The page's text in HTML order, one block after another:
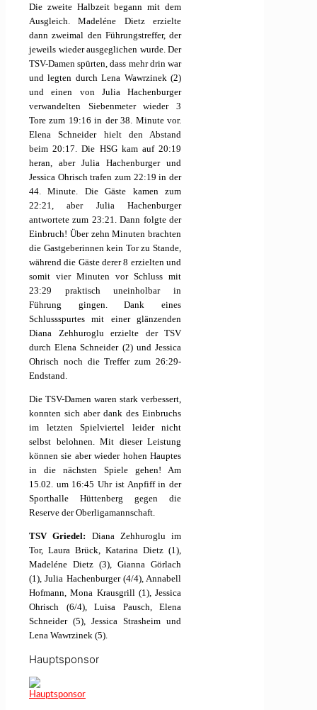
Die zweite Halbzeit begann mit dem
Ausgleich. Madeléne Dietz erzielte
dann zweimal den Führungstreffer, der
jeweils wieder ausgeglichen wurde. Der
TSV-Damen spürten, dass mehr drin war
und legten durch Lena Wawrzinek (2)
und einen von Julia Hachenburger
verwandelten Siebenmeter wieder 3
Tore zum 19:16 in der 38. Minute vor.
Elena Schneider hielt den Abstand
beim 20:17. Die HSG kam auf 20:19
heran, aber Julia Hachenburger und
Jessica Ohrisch trafen zum 22:19 in der
44. Minute. Die Gäste kamen zum
22:21, aber Julia Hachenburger
antwortete zum 23:21. Dann folgte der
Einbruch! Über zehn Minuten brachten
die Gastgeberinnen kein Tor zu Stande,
während die Gäste derer 8 erzielten und
somit vier Minuten vor Schluss mit
23:29 praktisch uneinholbar in
Führung gingen. Dank eines
Schlussspurtes mit einer glänzenden
Diana Zehhuroglu erzielte der TSV
durch Elena Schneider (2) und Jessica
Ohrisch noch die Treffer zum 26:29-
Endstand.
Die TSV-Damen waren stark verbessert,
konnten sich aber dank des Einbruchs
im letzten Spielviertel leider nicht
selbst belohnen. Mit dieser Leistung
können sie aber wieder hohen Hauptes
in die nächsten Spiele gehen! Am
15.02. um 16:45 Uhr ist Anpfiff in der
Sporthalle Hüttenberg gegen die
Reserve der Oberligamannschaft.
TSV Griedel: Diana Zehhuroglu im
Tor, Laura Brück, Katarina Dietz (1),
Madeléne Dietz (3), Gianna Görlach
(1), Julia Hachenburger (4/4), Annabell
Hofmann, Mona Krausgrill (1), Jessica
Ohrisch (6/4), Luisa Pausch, Elena
Schneider (5), Jessica Strasheim und
Lena Wawrzinek (5).
Hauptsponsor